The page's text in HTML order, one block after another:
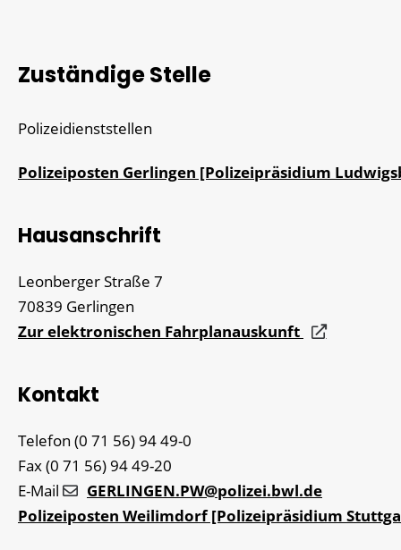
Zuständige Stelle
Polizeidienststellen
Polizeiposten Gerlingen [Polizeipräsidium
Hausanschrift
Leonberger Straße 7
70839 Gerlingen
Zur elektronischen Fahrplanauskunft
Kontakt
Telefon (0 71 56) 9449-0
Fax(0 71 56) 9449-20
E-Mail
GERLINGEN.PW@polizei.bwl.de
Polizeiposten Weilimdorf [Polizeipräsidium